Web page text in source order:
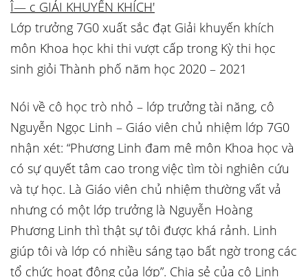
Lớp trưởng 7G0 xuất sắc đạt Giải khuyến khích
môn Khoa học khi thi vượt cấp trong Kỳ thi học
sinh giỏi Thành phố năm học 2020 – 2021
Nói về cô học trò nhỏ – lớp trưởng tài năng, cô
Nguyễn Ngọc Linh – Giáo viên chủ nhiệm lớp 7G0
nhận xét: “Phương Linh đam mê môn Khoa học và
có sự quyết tâm cao trong việc tìm tòi nghiên cứu
và tự học. Là Giáo viên chủ nhiệm thường vất vả
nhưng có một lớp trưởng là Nguyễn Hoàng
Phương Linh thì thật sự tôi được khá rảnh. Linh
giúp tôi và lớp có nhiều sáng tạo bất ngờ trong các
tổ chức hoạt động của lớp”. Chia sẻ của cô Linh